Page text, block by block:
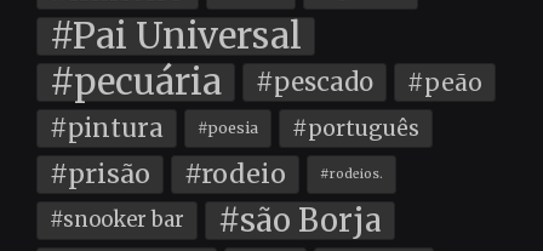
#Pai Universal
#pecuária
#pescado #peão
#pintura #poesia #português
#prisão #rodeio #rodeios.
#snooker bar #são Borja